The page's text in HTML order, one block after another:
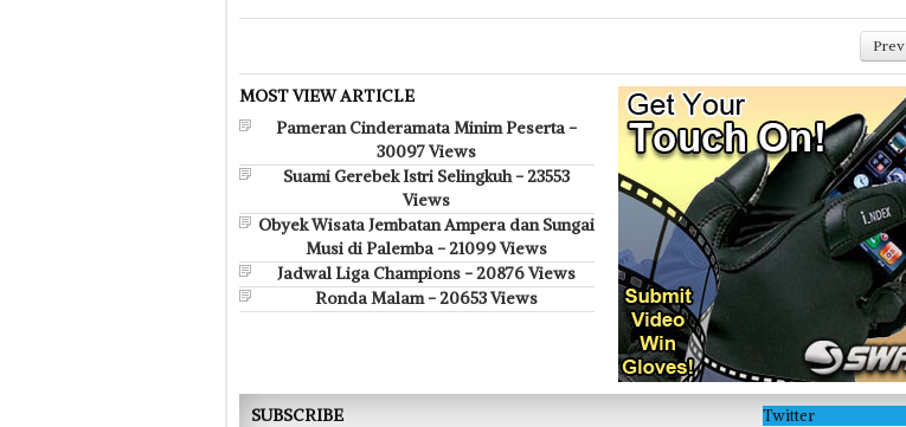
Prev
MOST VIEW ARTICLE
Pameran Cinderamata Minim Peserta -
30097 Views
Suami Gerebek Istri Selingkuh - 23553
Views
Obyek Wisata Jembatan Ampera dan Sungai
Musi di Palemba - 21099 Views
Jadwal Liga Champions - 20876 Views
Ronda Malam - 20653 Views
SUBSCRIBE
Twitter